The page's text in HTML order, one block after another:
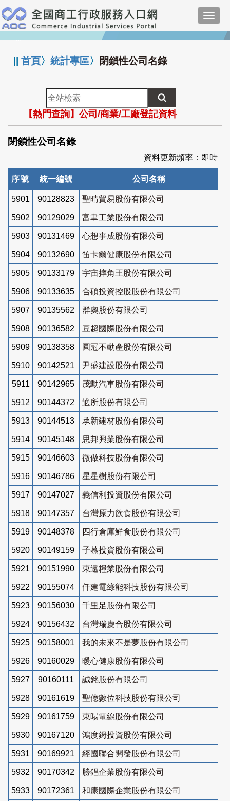
跳
到
主
要
:::
||首頁〉統計專區〉 閉鎖性公司名錄
全
站
檢
索
【熱門查詢】公司/商業/工廠登記資料
閉鎖性公司名錄
資料更新頻率：即時
序號 統一編號 公司名稱
5901 90128823 聖晴貿易股份有限公司
5902 90129029 富聿工業股份有限公司
5903 90131469 心想事成股份有限公司
5904 90132690 笛卡爾健康股份有限公司
5905 90133179 宇宙摔角王股份有限公司
5906 90133635 合碩投資控股股份有限公司
5907 90135562 群奧股份有限公司
5908 90136582 豆超國際股份有限公司
5909 90138358 圓冠不動產股份有限公司
5910 90142521 尹盛建設股份有限公司
5911 90142965 茂勳汽車股份有限公司
5912 90144372 適所股份有限公司
5913 90144513 承新建材股份有限公司
5914 90145148 思邦興業股份有限公司
5915 90146603 微做科技股份有限公司
5916 90146786 星星樹股份有限公司
5917 90147027 義信利投資股份有限公司
5918 90147357 台灣原力飲食股份有限公司
5919 90148378 四行倉庫鮮食股份有限公司
5920 90149159 子慕投資股份有限公司
5921 90151990 東遠糧業股份有限公司
5922 90155074 仟建電綠能科技股份有限公司
5923 90156030 千里足股份有限公司
5924 90156432 台灣瑞慶合股份有限公司
5925 90158001 我的未來不是夢股份有限公司
5926 90160029 暖心健康股份有限公司
5927 90160111 誠銘股份有限公司
5928 90161619 聖億數位科技股份有限公司
5929 90161759 東暘電線股份有限公司
5930 90167120 鴻度鉧投資股份有限公司
5931 90169921 經國聯合開發股份有限公司
5932 90170342 勝錩企業股份有限公司
5933 90172361 和康國際企業股份有限公司